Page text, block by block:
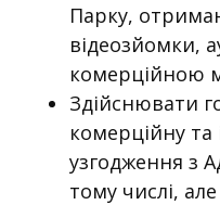
Парку,
відеозйомки,
комерційною
Здійснювати
комерційну та
узгодження з
тому числі,